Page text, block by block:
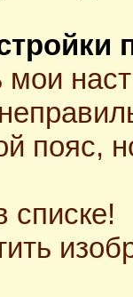
пояс,
списке!